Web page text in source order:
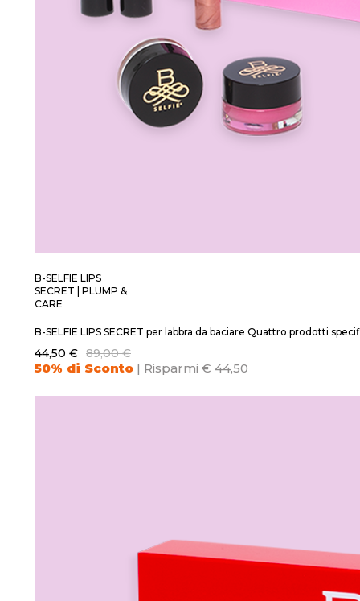
B-SELFIE LIPS
SECRET | PLUMP &
CARE
B-SELFIE LIPS SECRET per labbra da baciare Quattro prodotti
44,50 € 89,00 €
50% di Sconto | Risparmi € 44,50